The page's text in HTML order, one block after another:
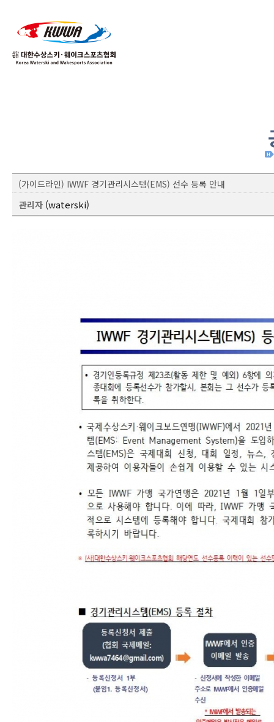
(가이드라인) IWWF 경기관리시스템(EMS) 선수 등록 안내
관리자(waterski)